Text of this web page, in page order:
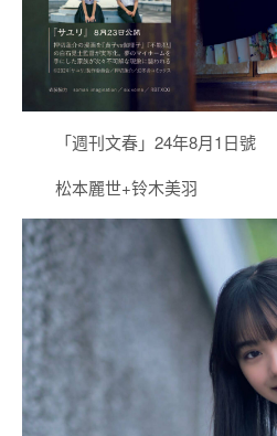
「週刊文春」24年8月1日號
松本麗世+铃木美羽